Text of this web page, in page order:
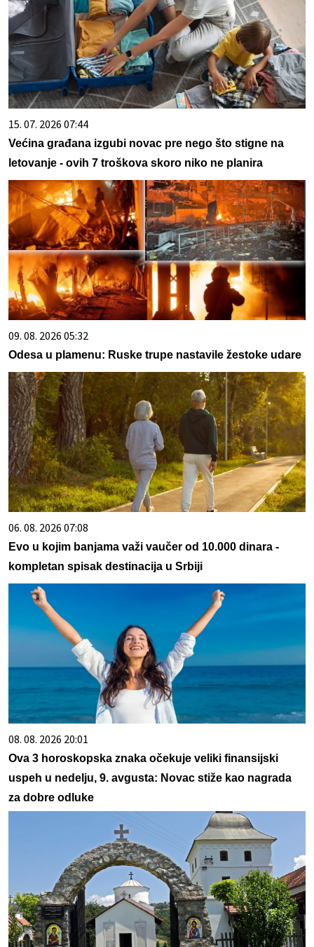
15. 07. 2026 07:44
Većina građana izgubi novac pre nego što stigne na
letovanje - ovih 7 troškova skoro niko ne planira
09. 08. 2026 05:32
Odesa u plamenu: Ruske trupe nastavile žestoke udare
06. 08. 2026 07:08
Evo u kojim banjama važi vaučer od 10.000 dinara -
kompletan spisak destinacija u Srbiji
08. 08. 2026 20:01
Ova 3 horoskopska znaka očekuje veliki finansijski
uspeh u nedelju, 9. avgusta: Novac stiže kao nagrada
za dobre odluke